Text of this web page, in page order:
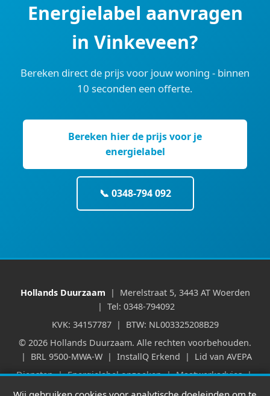
Energielabel aanvragen
in Vinkeveen?
Bereken direct de prijs voor jouw woning - binnen
10 seconden een offerte.
Bereken hier de prijs voor je
energielabel
📞 0348-794 092
Hollands Duurzaam | Merelstraat 5, 3443 AT Woerden
| Tel: 0348-794092
KVK: 34157787 | BTW: NL003325208B29
© 2026 Hollands Duurzaam. Alle rechten voorbehouden.
| BRL 9500-MWA-W | InstallQ Erkend | Lid van AVEPA
Diensten|Energielabel opzoeken|Maatwerkadvies|
Verhuur & WWS | Huurpuntentelling | Partners